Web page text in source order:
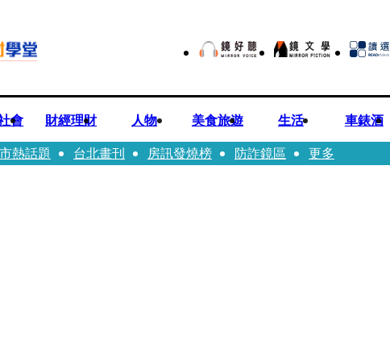
會 財經理財 人物 美食旅遊 生活 車錶酒
熱話題 台北畫刊 房訊發燒榜 防詐鏡區 更多